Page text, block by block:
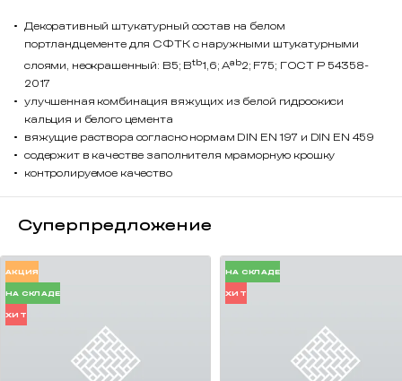
Декоративный штукатурный состав на белом
портландцементе для СФТК с наружными штукатурными
слоями, неокрашенный: В5; Btb1,6; Aab2; F75; ГОСТ Р 54358-
2017
улучшенная комбинация вяжущих из белой гидроокиси
кальция и белого цемента
вяжущие раствора согласно нормам DIN EN 197 и DIN EN 459
содержит в качестве заполнителя мраморную крошку
контролируемое качество
Суперпредложение
АКЦИЯ
НА СКЛАДЕ
ХИТ
НА СКЛАДЕ
ХИТ